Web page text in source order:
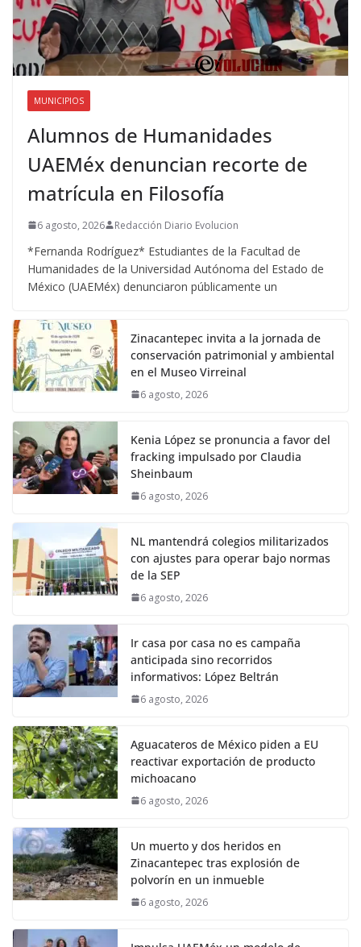
MUNICIPIOS
Alumnos de Humanidades
UAEMéx denuncian recorte de
matrícula en Filosofía
6 agosto, 2026 Redacción Diario Evolucion
*Fernanda Rodríguez* Estudiantes de la Facultad de
Humanidades de la Universidad Autónoma del Estado de
México (UAEMéx) denunciaron públicamente un
Zinacantepec invita a la jornada de
conservación patrimonial y ambiental
en el Museo Virreinal
6 agosto, 2026
Kenia López se pronuncia a favor del
fracking impulsado por Claudia
Sheinbaum
6 agosto, 2026
NL mantendrá colegios militarizados
con ajustes para operar bajo normas
de la SEP
6 agosto, 2026
Ir casa por casa no es campaña
anticipada sino recorridos
informativos: López Beltrán
6 agosto, 2026
Aguacateros de México piden a EU
reactivar exportación de producto
michoacano
6 agosto, 2026
Un muerto y dos heridos en
Zinacantepec tras explosión de
polvorín en un inmueble
6 agosto, 2026